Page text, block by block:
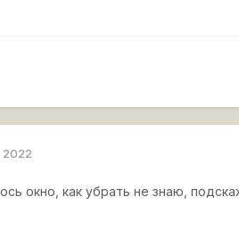
2022
окно, как убрать не знаю,